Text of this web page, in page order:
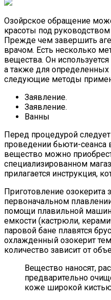
Озойрское обращение
красоты под
Прежде чем завершить
врачом. Есть несколько
вещества. Он
а также для определенных
следующие методы
Заявление.
Заявление.
Ванны
Перед процедурой
проведении бьюти-сеанса
вещество можно
специализированном
прилагается инструкция,
Приготовление озокерита
первоначальном
помощи плавильной
емкости (кастрюли,
паровой бане плавятся
охлажденный озокерит
количество зависит от
Вещество наносят,
предварительно
коже широкой